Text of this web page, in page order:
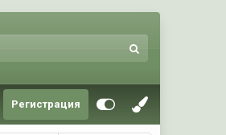
Регистрация